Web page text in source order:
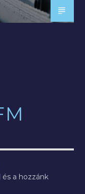
a hozzánk